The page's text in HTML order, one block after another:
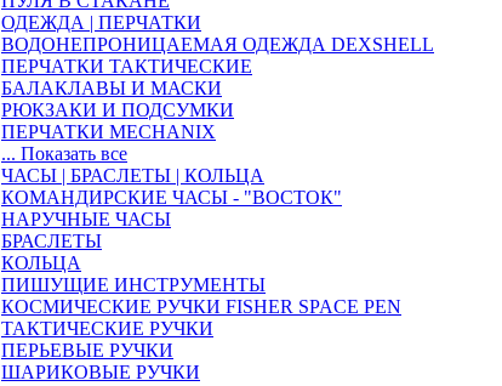
ОДЕЖДА | ПЕРЧАТКИ
ВОДОНЕПРОНИЦАЕМАЯ ОДЕЖДА DEXSHELL
ПЕРЧАТКИ ТАКТИЧЕСКИЕ
БАЛАКЛАВЫ И МАСКИ
РЮКЗАКИ И ПОДСУМКИ
ПЕРЧАТКИ MECHANIX
... Показать все
ЧАСЫ | БРАСЛЕТЫ | КОЛЬЦА
КОМАНДИРСКИЕ ЧАСЫ - "ВОСТОК"
НАРУЧНЫЕ ЧАСЫ
БРАСЛЕТЫ
КОЛЬЦА
ПИШУЩИЕ ИНСТРУМЕНТЫ
КОСМИЧЕСКИЕ РУЧКИ FISHER SPACE PEN
ТАКТИЧЕСКИЕ РУЧКИ
ПЕРЬЕВЫЕ РУЧКИ
ШАРИКОВЫЕ РУЧКИ